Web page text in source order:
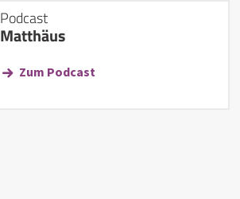
Podcast
Matthäus
Zum Podcast